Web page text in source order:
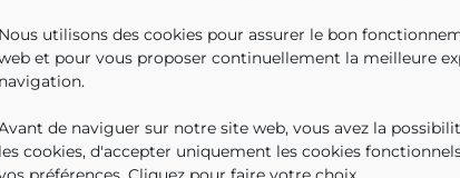
Nous utilisons des cookies pour assurer le bon
et pour vous proposer continuellement la meilleure
navigation.
de naviguer sur notre site web, vous avez la
les cookies, d'accepter uniquement les cookies
EN
droit